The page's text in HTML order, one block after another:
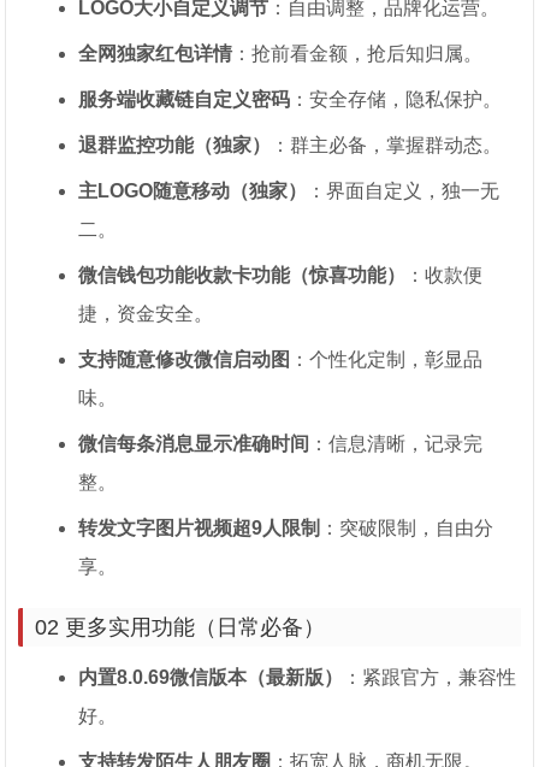
LOGO大小自定义调节 ：自由调整，品牌化运营。
全网独家红包详情 ：抢前看金额，抢后知归属。
服务端收藏链自定义密码 ：安全存储，隐私保护。
退群监控功能（独家） ：群主必备，掌握群动态。
主LOGO随意移动（独家）
：界面自定义，独一无
二。
微信钱包功能收款卡功能（惊喜功能）
：收款便
捷，资金安全。
支持随意修改微信启动图 ：个性化定制，彰显品
味。
微信每条消息显示准确时间 ：信息清晰，记录完
整。
转发文字图片视频超9人限制 ：突破限制，自由分
享。
02 更多实用功能（日常必备）
内置8.0.69微信版本（最新版）
：紧跟官方，兼容性
好。
支持转发陌生人朋友圈 ：拓宽人脉，商机无限。